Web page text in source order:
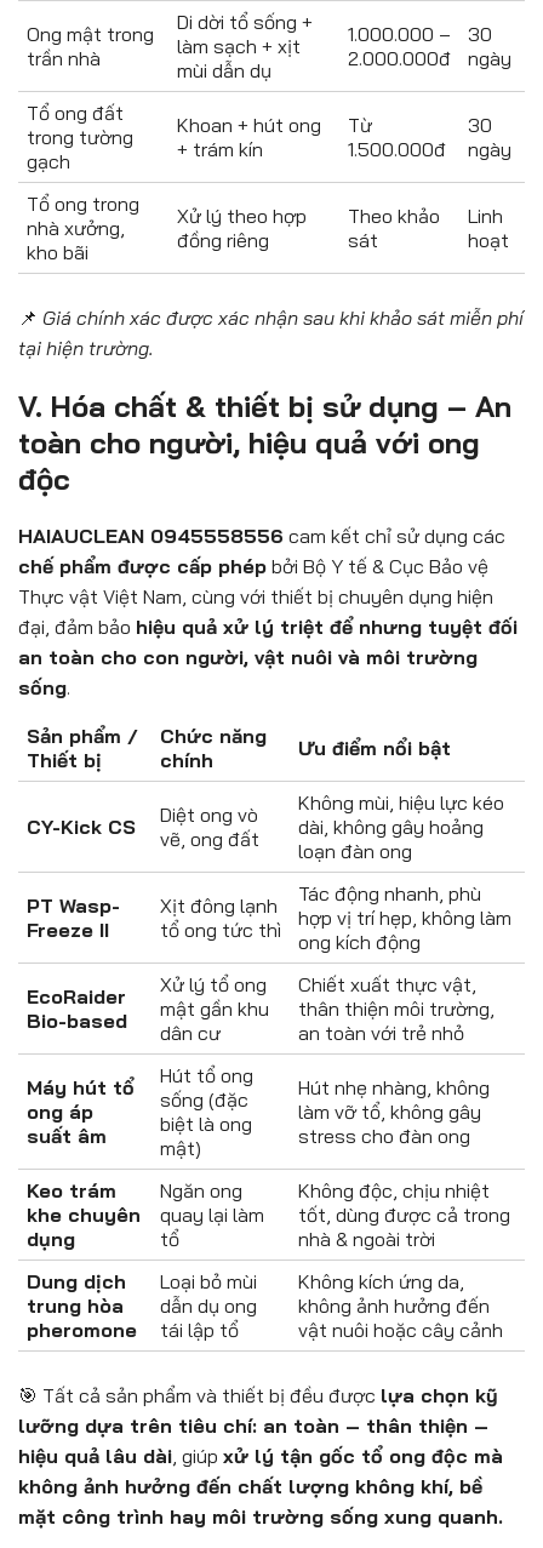
Ong mật trong
trần nhà
Di dời tổ sống +
làm sạch + xịt
mùi dẫn dụ
1.000.000 –
2.000.000đ
30
ngày
Tổ ong đất
trong tường
gạch
Khoan + hút ong
+ trám kín
Từ
1.500.000đ
30
ngày
Tổ ong trong
nhà xưởng,
kho bãi
Xử lý theo hợp
đồng riêng
Theo khảo
sát
Linh
hoạt
📌 Giá chính xác được xác nhận sau khi khảo sát miễn phí
tại hiện trường.
V. Hóa chất & thiết bị sử dụng – An
toàn cho người, hiệu quả với ong
độc
HAIAUCLEAN 0945558556 cam kết chỉ sử dụng các
chế phẩm được cấp phép bởi Bộ Y tế & Cục Bảo vệ
Thực vật Việt Nam, cùng với thiết bị chuyên dụng hiện
đại, đảm bảo hiệu quả xử lý triệt để nhưng tuyệt đối
an toàn cho con người, vật nuôi và môi trường
sống.
Sản phẩm /
Thiết bị
Chức năng
chính
Ưu điểm nổi bật
CY-Kick CS
Diệt ong vò
vẽ, ong đất
Không mùi, hiệu lực kéo
dài, không gây hoảng
loạn đàn ong
PT Wasp-
Freeze II
Xịt đông lạnh
tổ ong tức thì
Tác động nhanh, phù
hợp vị trí hẹp, không làm
ong kích động
EcoRaider
Bio-based
Xử lý tổ ong
mật gần khu
dân cư
Chiết xuất thực vật,
thân thiện môi trường,
an toàn với trẻ nhỏ
Máy hút tổ
ong áp
suất âm
Hút tổ ong
sống (đặc
biệt là ong
mật)
Hút nhẹ nhàng, không
làm vỡ tổ, không gây
stress cho đàn ong
Keo trám
khe chuyên
dụng
Ngăn ong
quay lại làm
tổ
Không độc, chịu nhiệt
tốt, dùng được cả trong
nhà & ngoài trời
Dung dịch
trung hòa
pheromone
Loại bỏ mùi
dẫn dụ ong
tái lập tổ
Không kích ứng da,
không ảnh hưởng đến
vật nuôi hoặc cây cảnh
🎯 Tất cả sản phẩm và thiết bị đều được lựa chọn kỹ
lưỡng dựa trên tiêu chí: an toàn – thân thiện –
hiệu quả lâu dài , giúp xử lý tận gốc tổ ong độc mà
không ảnh hưởng đến chất lượng không khí, bề
mặt công trình hay môi trường sống xung quanh.